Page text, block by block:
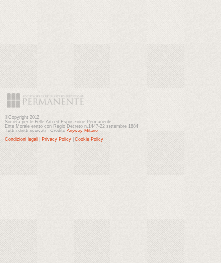
©Copyright 2012
Società per le Belle Arti ed Esposizione Permanente
Ente Morale eretto con Regio Decreto n.1447-22 settembre 1884
Tutti i diritti riservati - Credits Anyway Milano
Condizioni legali
Privacy Policy Cookie Policy